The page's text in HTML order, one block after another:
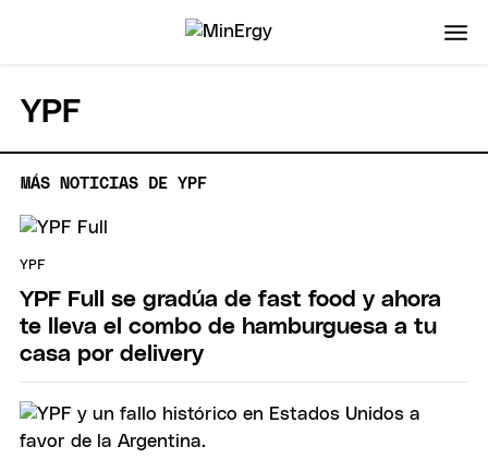
YPF
MÁS NOTICIAS DE YPF
YPF
YPF Full se gradúa de fast food y ahora
te lleva el combo de hamburguesa a tu
casa por delivery